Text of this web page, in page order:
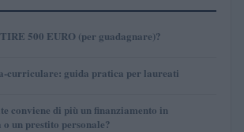
500 EURO (per guadagnare)?
curriculare: guida pratica per laureati
conviene di più un finanziamento in
un prestito personale?